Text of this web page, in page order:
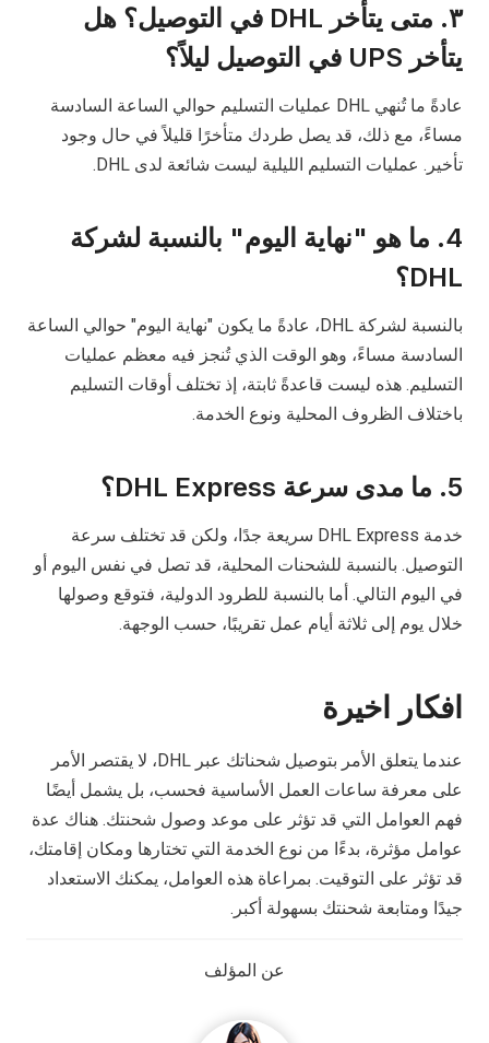
٣. متى يتأخر DHL في التوصيل؟ هل
يتأخر UPS في التوصيل ليلاً؟
عادةً ما تُنهي DHL عمليات التسليم حوالي الساعة السادسة
مساءً، مع ذلك، قد يصل طردك متأخرًا قليلاً في حال وجود
تأخير. عمليات التسليم الليلية ليست شائعة لدى DHL.
4. ما هو "نهاية اليوم" بالنسبة لشركة
DHL؟
بالنسبة لشركة DHL، عادةً ما يكون "نهاية اليوم" حوالي الساعة
السادسة مساءً، وهو الوقت الذي تُنجز فيه معظم عمليات
التسليم. هذه ليست قاعدةً ثابتة، إذ تختلف أوقات التسليم
باختلاف الظروف المحلية ونوع الخدمة.
5. ما مدى سرعة DHL Express؟
خدمة DHL Express سريعة جدًا، ولكن قد تختلف سرعة
التوصيل. بالنسبة للشحنات المحلية، قد تصل في نفس اليوم أو
في اليوم التالي. أما بالنسبة للطرود الدولية، فتوقع وصولها
خلال يوم إلى ثلاثة أيام عمل تقريبًا، حسب الوجهة.
افكار اخيرة
عندما يتعلق الأمر بتوصيل شحناتك عبر DHL، لا يقتصر الأمر
على معرفة ساعات العمل الأساسية فحسب، بل يشمل أيضًا
فهم العوامل التي قد تؤثر على موعد وصول شحنتك. هناك عدة
عوامل مؤثرة، بدءًا من نوع الخدمة التي تختارها ومكان إقامتك،
قد تؤثر على التوقيت. بمراعاة هذه العوامل، يمكنك الاستعداد
جيدًا ومتابعة شحنتك بسهولة أكبر.
عن المؤلف